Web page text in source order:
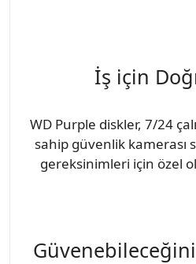
İş için
WD Purple diskler, 7/24
sahip güvenlik kamerası
gereksinimleri için özel